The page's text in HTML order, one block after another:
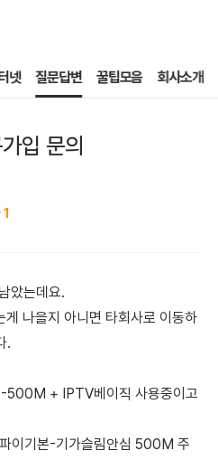
넷 질문답변 꿀팁모음 회사소개
입 문의
1
았는데요.
나을지 아니면 타회사로 이동하
.
500M + IPTV베이직 사용중이고
이기본-기가슬림안심 500M 주